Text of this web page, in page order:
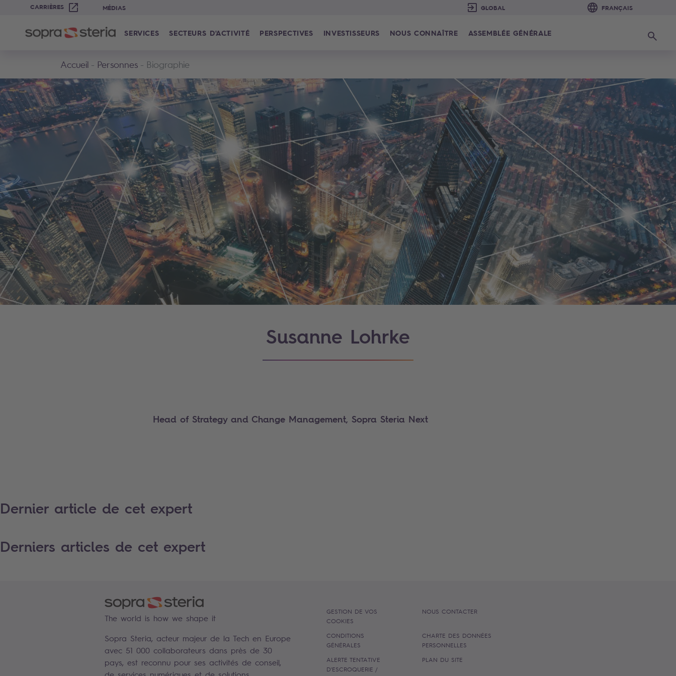
CARRIÈRES MÉDIAS
SERVICES SECTEURS D'ACTIVITÉ PERSPECTIVES INVESTISSEURS NOUS CONNAÎTRE ASSEMBLÉE GÉNÉRALE
Accueil Personnes Biographie
Susanne Lohrke
Head of Strategy and Change Management, Sopra Steria Next
Dernier article de cet expert
Derniers articles de cet expert
The world is how we shape it
Sopra Steria, acteur majeur de la Tech en Europe
avec 51 000 collaborateurs dans près de 30
pays, est reconnu pour ses activités de conseil,
de services numériques et de solutions.
GESTION DE VOS
COOKIES
NOUS CONTACTER
CONDITIONS
GÉNÉRALES
CHARTE DES DONNÉES
PERSONNELLES
ALERTE TENTATIVE
D'ESCROQUERIE /
PLAN DU SITE